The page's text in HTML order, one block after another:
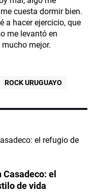
cuesta dormir bien.
a hacer ejercicio, que
me levantó en
mejor.
ROCK URUGUAYO
el
de vida